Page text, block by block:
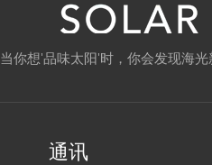
当你想'品味太阳'时，你会发现海
通讯